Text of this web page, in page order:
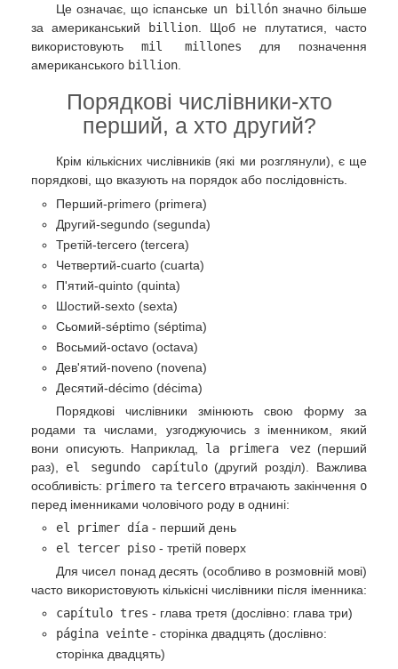
Це означає, що іспанське un billónзначно більше
за американський
billion. Щоб не плутатися, часто
використовуютьmil millones для позначення
американського billion
Порядкові числівники-хто
перший, а хто другий?
Крім кількісних числівників (які ми розглянули), є ще
порядкові, що вказують на порядок або послідовність.
Перший-primero (primera)
Другий-segundo (segunda)
Третій-tercero (tercera)
Четвертий-cuarto (cuarta)
П'ятий-quinto (quinta)
Шостий-sexto (sexta)
Сьомий-séptimo (séptima)
Восьмий-octavo (octava)
Дев'ятий-noveno (novena)
Десятий-décimo (décima)
Порядкові числівники змінюють свою форму за
родами та числами, узгоджуючись з іменником, який
вони описують. Наприклад, la primera vez (перший
раз), el segundo capítulo(другий розділ). Важлива
особливість: primero та tercero втрачають закінчення o
перед іменниками чоловічого роду в однині:
el primer día - перший день
el tercer piso - третій поверх
Для чисел понад десять (особливо в розмовній мові)
часто використовують кількісні числівники після іменника:
capítulo tres - глава третя (дослівно: глава три)
página veinte - сторінка двадцять (дослівно:
сторінка двадцять)